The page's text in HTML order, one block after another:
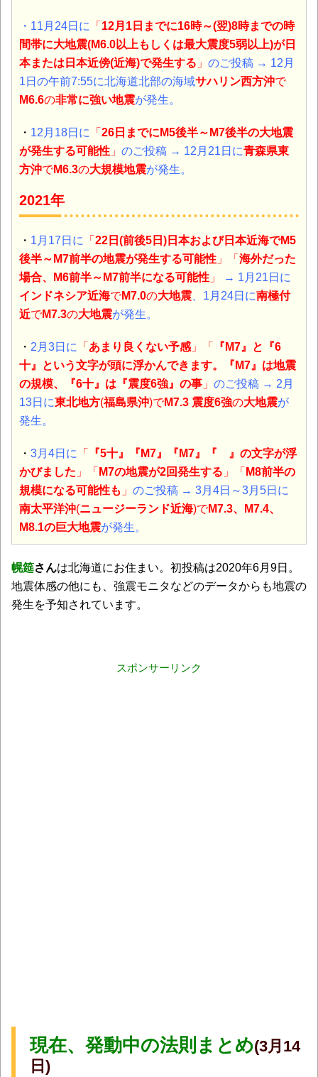
・11月24日に 「 12月1日までに16時～(翌)8時までの時
間帯に大地震(M6.0以上もしくは最大震度5弱以上)が日
本または日本近傍(近海)で発生する 」 のご投稿 → 12月
1日の午前7:55に北海道北部の海域サハリン西方沖で
M6.6の非常に強い地震が発生。
・ 12月18日に 「 26日までにM5後半～M7後半の大地震
が発生する可能性 」 のご投稿 → 12月21日に青森県東
方沖でM6.3の大規模地震が発生。
2021年
・ 1月17日に 「 22日(前後5日)日本および日本近海でM5
後半～M7前半の地震が発生する可能性 」「 海外だった
場合、M6前半～M7前半になる可能性 」
→ 1月21日に
インドネシア近海でM7.0の大地震 、1月24日に南極付
近でM7.3の大地震が発生。
・ 2月3日に 「 あまり良くない予感 」「 『M7』 と
『6
十』
という文字が頭に浮かんできます。『M7』は地震
の規模、『6十』は『震度6強』の事 」 のご投稿 → 2月
13日に東北地方(福島県沖)でM7.3 震度6強の大地震が
発生。
・ 3月4日に 「
『5十』『M7』『M7』『 』の文字が浮
かびました 」「 M7の地震が2回発生する 」「 M8前半の
規模になる可能性も 」 のご投稿 → 3月4日～3月5日に
南太平洋沖(ニュージーランド近海)でM7.3、M7.4、
M8.1の巨大地震が発生。
幌筵さんは北海道にお住まい。初投稿は2020年6月9日。
地震体感の他にも、強震モニタなどのデータからも地震の
発生を予知されています。
スポンサーリンク
現在、発動中の法則まとめ(3月14
日)